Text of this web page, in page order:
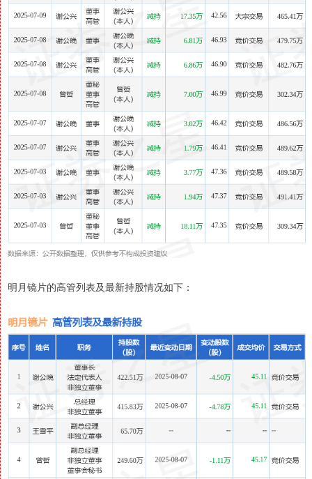
明月镜片的高管列表及最新持股情况如下：